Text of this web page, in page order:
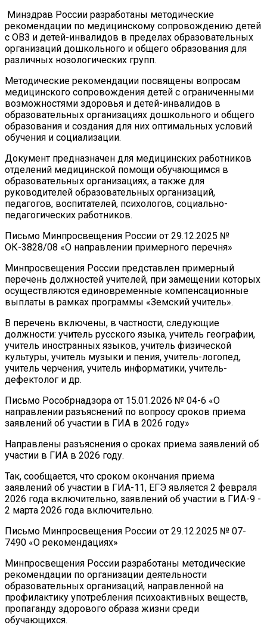
Минздрав России разработаны методические
рекомендации по медицинскому сопровождению детей
с ОВЗ и детей-инвалидов в пределах образовательных
организаций дошкольного и общего образования для
различных нозологических групп.
Методические рекомендации посвящены вопросам
медицинского сопровождения детей с ограниченными
возможностями здоровья и детей-инвалидов в
образовательных организациях дошкольного и общего
образования и создания для них оптимальных условий
обучения и социализации.
Документ предназначен для медицинских работников
отделений медицинской помощи обучающимся в
образовательных организациях, а также для
руководителей образовательных организаций,
педагогов, воспитателей, психологов, социально-
педагогических работников.
Письмо Минпросвещения России от 29.12.2025 №
ОК-3828/08 «О направлении примерного перечня»
Минпросвещения России представлен примерный
перечень должностей учителей, при замещении которых
осуществляются единовременные компенсационные
выплаты в рамках программы «Земский учитель».
В перечень включены, в частности, следующие
должности: учитель русского языка, учитель географии,
учитель иностранных языков, учитель физической
культуры, учитель музыки и пения, учитель-логопед,
учитель черчения, учитель информатики, учитель-
дефектолог и др.
Письмо Рособрнадзора от 15.01.2026 № 04-6 «О
направлении разъяснений по вопросу сроков приема
заявлений об участии в ГИА в 2026 году»
Направлены разъяснения о сроках приема заявлений об
участии в ГИА в 2026 году.
Так, сообщается, что сроком окончания приема
заявлений об участии в ГИА-11, ЕГЭ является 2 февраля
2026 года включительно, заявлений об участии в ГИА-9 -
2 марта 2026 года включительно.
Письмо Минпросвещения России от 29.12.2025 № 07-
7490 «О рекомендациях»
Минпросвещения России разработаны методические
рекомендации по организации деятельности
образовательных организаций, направленной на
профилактику употребления психоактивных веществ,
пропаганду здорового образа жизни среди
обучающихся.